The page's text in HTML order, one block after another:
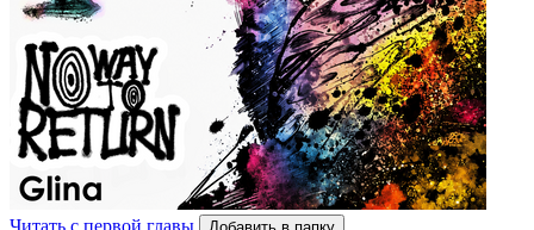
Читать с первой главы